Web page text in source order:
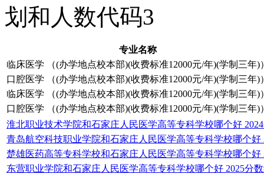
划和人数代码3
专业名称
临床医学 （(办学地点校本部)(收费标准12000元/年)(学制三年)
口腔医学 （(办学地点校本部)(收费标准12000元/年)(学制三年)
临床医学 （(办学地点校本部)(收费标准12000元/年)(学制三年)
口腔医学 （(办学地点校本部)(收费标准12000元/年)(学制三年)
淮北职业技术学院和石家庄人民医学高等专科学校哪个好
青岛航空科技职业学院和石家庄人民医学高等专科学校哪个好
楚雄医药高等专科学校和石家庄人民医学高等专科学校哪个好
东营职业学院和石家庄人民医学高等专科学校哪个好 2025分